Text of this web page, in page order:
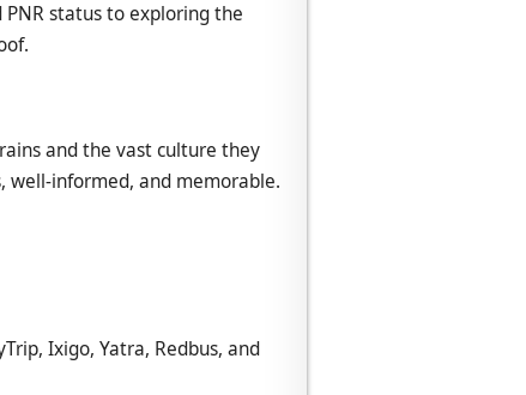
status to exploring the
and the vast culture they
well-informed, and memorable.
Ixigo, Yatra, Redbus, and